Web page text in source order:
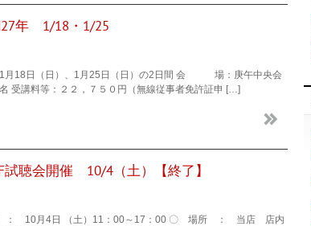
年 1/18・1/25
18日（日）、1月25日（日）の2日間 会 場：庚午中央会
料等：２２，７５０円（無線従事者免許証申 […]
試聴会開催 10/4（土）【終了】
10月4日 （土）11：00～17：00 〇 場所 ： 当店 店内